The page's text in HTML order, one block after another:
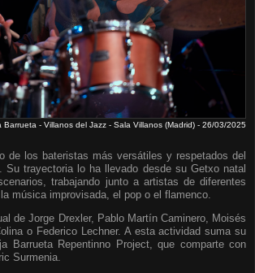
Barrueta - Villanos del Jazz - Sala Villanos (Madrid) - 26/03/2025
de los bateristas más versátiles y respetados del
Su trayectoria lo ha llevado desde su Getxo natal
trabajando junto a artistas de diferentes
música improvisada, el pop o el flamenco.
de Jorge Drexler, Pablo Martín Caminero, Moisés
o Federico Lechner. A esta actividad suma su
Barrueta Repentinno Project, que comparte con
Surmenia.